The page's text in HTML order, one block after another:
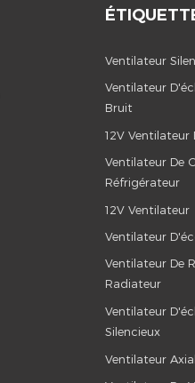
Ventilateur
Ventilateur
Bruit
12V Ventilateur
Ventilateur De
Réfrigérateur
12V Ventilateur
Ventilateur
Ventilateur De
Radiateur
Ventilateur
Silencieux
Ventilateur